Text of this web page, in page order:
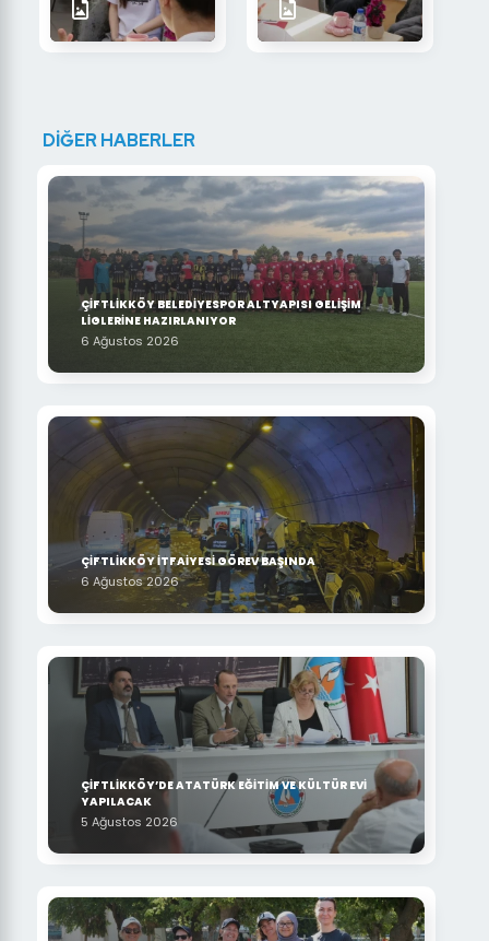
DİĞER HABERLER
ÇİFTLİKKÖY BELEDİYESPOR ALTYAPISI GELİŞİM
LİGLERİNE HAZIRLANIYOR
6 Ağustos 2026
ÇİFTLİKKÖY İTFAİYESİ GÖREV BAŞINDA
6 Ağustos 2026
ÇİFTLİKKÖY’DE ATATÜRK EĞİTİM VE KÜLTÜR EVİ
YAPILACAK
5 Ağustos 2026